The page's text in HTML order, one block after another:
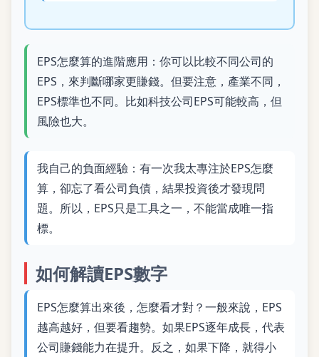
EPS怎麼算的進階應用：你可以比較不同公司的
EPS，來判斷哪家更賺錢。但要注意，產業不同，
EPS標準也不同。比如科技公司EPS可能較高，但
風險也大。
我自己的負面經驗：有一次我太專注於EPS怎麼
算，卻忘了看公司負債，結果投資後才發現問
題。所以，EPS只是工具之一，不能當成唯一指
標。
如何解讀EPS數字
EPS怎麼算出來後，怎麼看才對？一般來說，EPS
越高越好，但要看趨勢。如果EPS逐年成長，代表
公司賺錢能力在提升。反之，如果下降，就得小